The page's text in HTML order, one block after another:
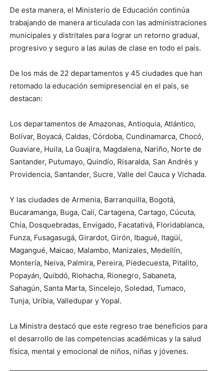
De esta manera, el Ministerio de Educación continúa
trabajando de manera articulada con las administraciones
municipales y distritales para lograr un retorno gradual,
progresivo y seguro a las aulas de clase en todo el país.
De los más de 22 departamentos y 45 ciudades que han
retomado la educación semipresencial en el país, se
destacan:
Los departamentos de Amazonas, Antioquia, Atlántico,
Bolívar, Boyacá, Caldas, Córdoba, Cundinamarca, Chocó,
Guaviare, Huila, La Guajira, Magdalena, Nariño, Norte de
Santander, Putumayo, Quindío, Risaralda, San Andrés y
Providencia, Santander, Sucre, Valle del Cauca y Vichada.
Y las ciudades de Armenia, Barranquilla, Bogotá,
Bucaramanga, Buga, Cali, Cartagena, Cartago, Cúcuta,
Chía, Dosquebradas, Envigado, Facatativá, Floridablanca,
Funza, Fusagasugá, Girardot, Girón, Ibagué, Itagüí,
Magangué, Maicao, Malambo, Manizales, Medellín,
Montería, Neiva, Palmira, Pereira, Piedecuesta, Pitalito,
Popayán, Quibdó, Riohacha, Rionegro, Sabaneta,
Sahagún, Santa Marta, Sincelejo, Soledad, Tumaco,
Tunja, Uribia, Valledupar y Yopal.
La Ministra destacó que este regreso trae beneficios para
el desarrollo de las competencias académicas y la salud
física, mental y emocional de niños, niñas y jóvenes.